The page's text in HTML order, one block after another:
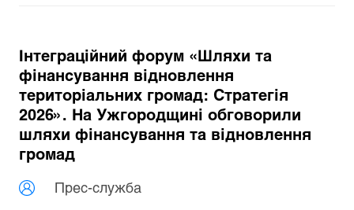
Інтеграційний форум «Шляхи та
фінансування відновлення
територіальних громад: Стратегія
2026». На Ужгородщині обговорили
шляхи фінансування та відновлення
громад
Прес-служба